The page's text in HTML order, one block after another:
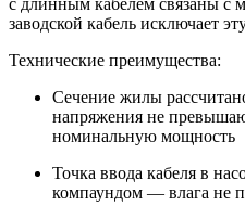
с длинным кабелем связаны с
заводской кабель исключает
Технические преимущества:
Сечение жилы
напряжения не
номинальную мощность
Точка ввода кабеля в
компаундом — влага не